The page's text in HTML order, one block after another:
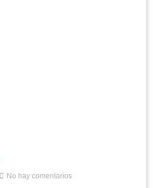
No hay comentarios